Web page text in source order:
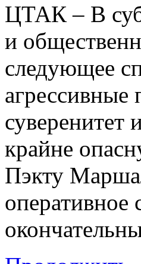
ЦТАК – В
и
следующее
суверенитет
крайне
Пэкту
оперативное